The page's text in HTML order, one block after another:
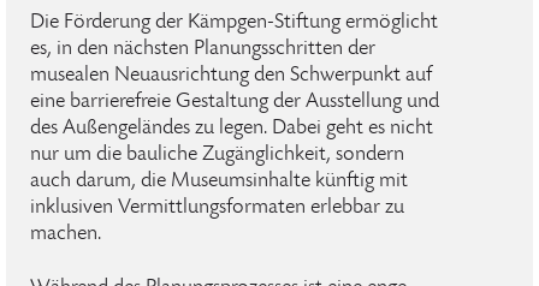
Die Förderung der Kämpgen-Stiftung ermöglicht
es, in den nächsten Planungsschritten der
musealen Neuausrichtung den Schwerpunkt auf
eine barrierefreie Gestaltung der Ausstellung und
des Außengeländes zu legen. Dabei geht es nicht
nur um die bauliche Zugänglichkeit, sondern
auch darum, die Museumsinhalte künftig mit
inklusiven Vermittlungsformaten erlebbar zu
machen.